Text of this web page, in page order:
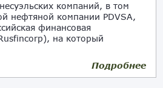
компаний, в том
нефтяной компании PDVSA,
финансовая
на который
Подробнее